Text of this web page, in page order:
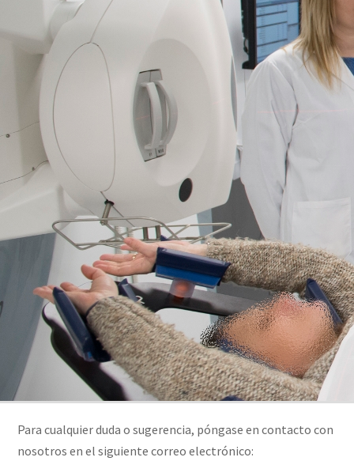
Para cualquier duda o sugerencia, póngase en contacto con
nosotros en el siguiente correo electrónico: